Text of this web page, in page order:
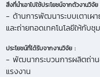
สิ่งที่นำเอาไปใช้ประโยชน์จากตัวงานวิจัย
- ด้านการพัฒนาระบบเตาเผ
และถ่ายทอดเทคโนโลยีให้กับ
ประโยชน์ที่ได้รับจากงานวิจัย :
- พัฒนากระบวนการผลิตถ่า
แรงงาน